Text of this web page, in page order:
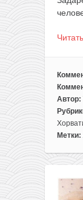
к
записи
Начало
сезона!
отдых
Автор:
Метки: